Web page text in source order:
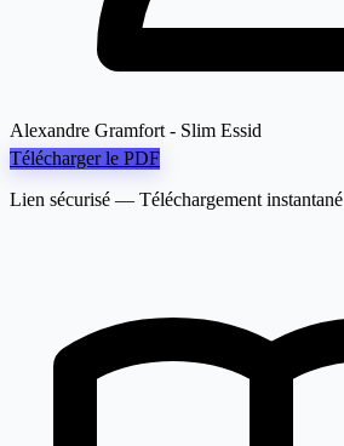
Alexandre Gramfort - Slim Essid
Télécharger le PDF
Lien sécurisé — Téléchargement instantané